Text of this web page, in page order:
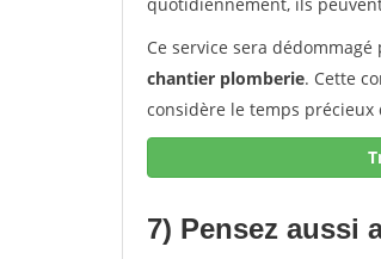
Ce service sera
chantier plomberie. Cette
considère le temps
7) Pensez aussi